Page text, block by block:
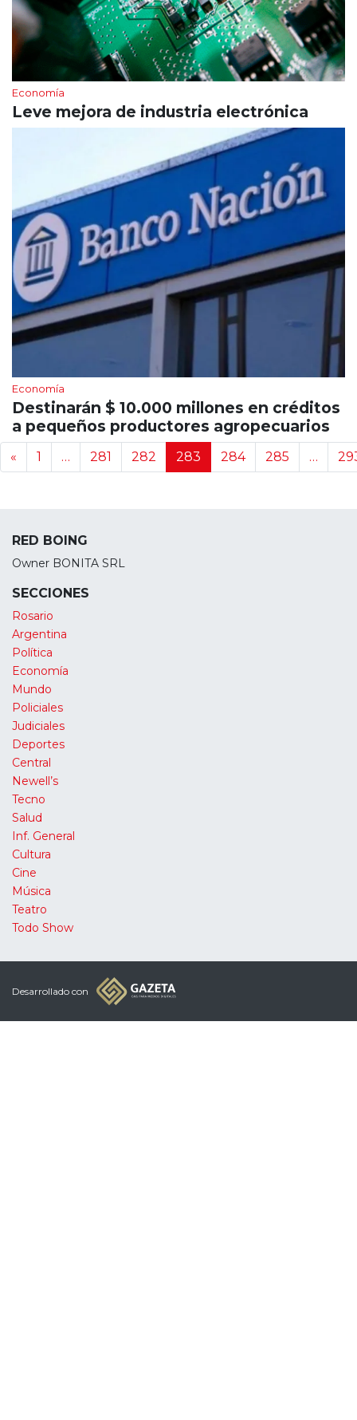
Economía
Leve mejora de industria electrónica
Economía
Destinarán $ 10.000 millones en créditos
a pequeños productores agropecuarios
Navegación de noticias
« 1 … 281 282 283 284 285 …
RED BOING
Owner BONITA SRL
SECCIONES
Rosario
Argentina
Política
Economía
Mundo
Policiales
Judiciales
Deportes
Central
Newell’s
Tecno
Salud
Inf. General
Cultura
Cine
Música
Teatro
Todo Show
Desarrollado con